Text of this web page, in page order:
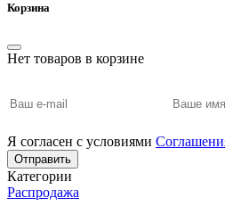
Корзина
Нет товаров в корзине
Я согласен с условиями
Отправить
Категории
Распродажа